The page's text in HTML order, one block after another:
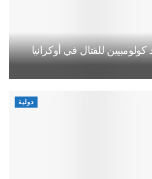
للقتال في أوكرانيا
دولية